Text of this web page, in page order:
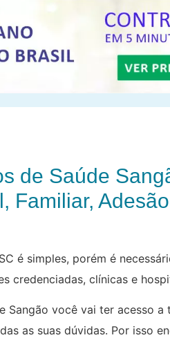
de Saúde
Familiar,
é simples, porém é
credenciadas, clínicas e
Sangão você vai ter acesso
as suas dúvidas. Por isso